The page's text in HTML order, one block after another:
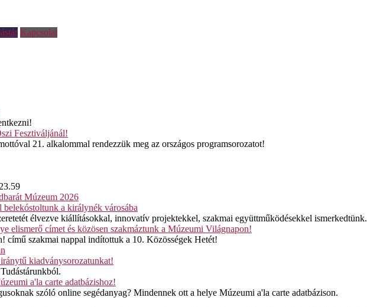
Kapcsolat
Fesztiváljánál!
21. alkalommal rendezzük meg az országos programsorozatot!
Múzeum 2026
a királynék városába
élvezve kiállításokkal, innovatív projektekkel, szakmai együttműködésekkel ismerkedtünk.
elismerő címet és közösen szakmáztunk a Múzeumi Világnapon!
című szakmai nappal indítottuk a 10. Közösségek Hetét!
kiadványsorozatunkat!
a'la carte adatbázishoz!
szóló online segédanyag? Mindennek ott a helye Múzeumi a'la carte adatbázison.